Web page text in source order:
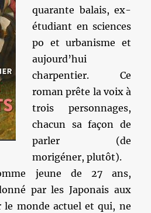
quarante balais, ex-
étudiant en sciences
po et urbanisme et
aujourd’hui
charpentier. Ce
roman prête la voix à
trois personnages,
chacun sa façon de
parler (de
morigéner, plutôt).
jeune de 27 ans,
par les Japonais aux
le monde actuel et qui, ne